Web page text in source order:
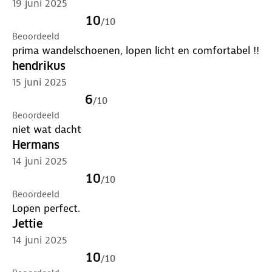
19 juni 2025
10/10
Beoordeeld
prima wandelschoenen, lopen licht en comfortabel !!
hendrikus
15 juni 2025
6/10
Beoordeeld
niet wat dacht
Hermans
14 juni 2025
10/10
Beoordeeld
Lopen perfect.
Jettie
14 juni 2025
10/10